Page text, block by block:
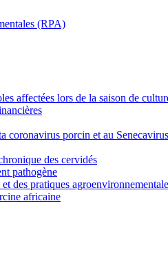
(RPA)
affectées lors de la saison de
coronavirus porcin et au
des cervidés
pathogène
des pratiques
africaine